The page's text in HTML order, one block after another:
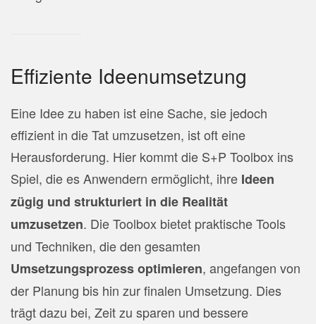
Effiziente Ideenumsetzung
Eine Idee zu haben ist eine Sache, sie jedoch
effizient in die Tat umzusetzen, ist oft eine
Herausforderung. Hier kommt die S+P Toolbox ins
Spiel, die es Anwendern ermöglicht, ihre Ideen
zügig und strukturiert in die Realität
umzusetzen. Die Toolbox bietet praktische Tools
und Techniken, die den gesamten
Umsetzungsprozess optimieren, angefangen von
der Planung bis hin zur finalen Umsetzung. Dies
trägt dazu bei, Zeit zu sparen und bessere